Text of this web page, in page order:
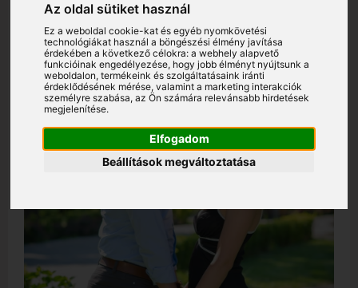
Az oldal sütiket használ
Ez a weboldal cookie-kat és egyéb nyomkövetési
technológiákat használ a böngészési élmény javítása
érdekében a következő célokra:a webhely alapvető
funkcióinak engedélyezése, hogy jobb élményt nyújtsunk a
weboldalon,termékeink és szolgáltatásaink iránti
érdeklődésének mérése, valamint a marketing interakciók
személyre szabása,az Ön számára relevánsabb hirdetések
megjelenítése.
Elfogadom
Beállítások megváltoztatása